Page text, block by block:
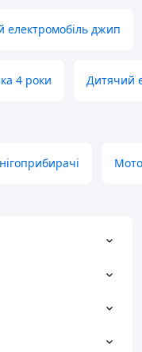
електромобіль джип
4 роки Дитячий